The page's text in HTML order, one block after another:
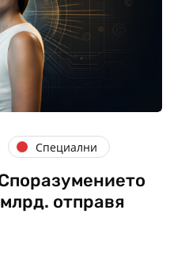
Специални
отправя